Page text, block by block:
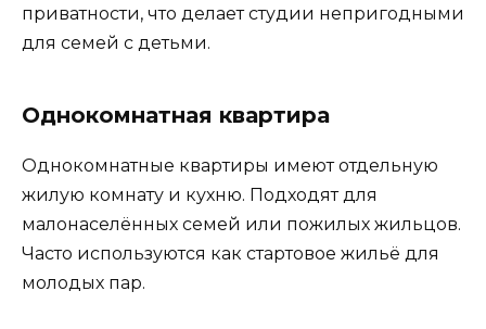
приватности, что делает студии непригодными
для семей с детьми.
Однокомнатная квартира
Однокомнатные квартиры имеют отдельную
жилую комнату и кухню. Подходят для
малонаселённых семей или пожилых жильцов.
Часто используются как стартовое жильё для
молодых пар.